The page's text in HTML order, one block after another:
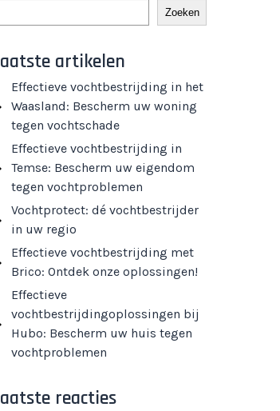
Zoeken
artikelen
Effectieve vochtbestrijding in het
Waasland: Bescherm uw woning
tegen vochtschade
Effectieve vochtbestrijding in
Temse: Bescherm uw eigendom
tegen vochtproblemen
Vochtprotect: dé vochtbestrijder
in uw regio
Effectieve vochtbestrijding met
Brico: Ontdek onze oplossingen!
Effectieve
vochtbestrijdingoplossingen bij
Hubo: Bescherm uw huis tegen
vochtproblemen
reacties